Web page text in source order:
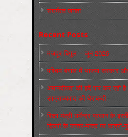
संघर्षरत जनता
Recent Posts
मज़दूर बिगुल – जून 2026
पश्चिम बंगाल में भाजपा
अमानवीयता की हदें पार कर रही
साम्राज्यवाद की घेराबन्दी
शिक्षा मंत्री धर्मेन्द्र प्रधान के
दिल्ली के जन्तर-मन्तर पर छात्रों-